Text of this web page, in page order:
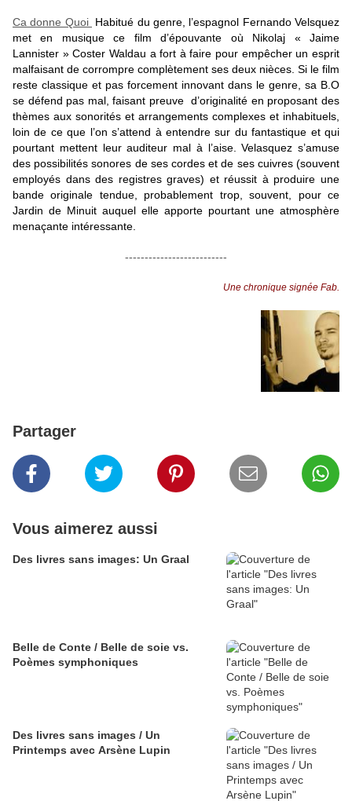
Ca donne Quoi Habitué du genre, l’espagnol Fernando Velsquez
met en musique ce film d’épouvante où Nikolaj « Jaime
Lannister » Coster Waldau a fort à faire pour empêcher un esprit
malfaisant de corrompre complètement ses deux nièces. Si le film
reste classique et pas forcement innovant dans le genre, sa B.O
se défend pas mal, faisant preuve d’originalité en proposant des
thèmes aux sonorités et arrangements complexes et inhabituels,
loin de ce que l’on s’attend à entendre sur du fantastique et qui
pourtant mettent leur auditeur mal à l’aise. Velasquez s’amuse
des possibilités sonores de ses cordes et de ses cuivres (souvent
employés dans des registres graves) et réussit à produire une
bande originale tendue, probablement trop, souvent, pour ce
Jardin de Minuit auquel elle apporte pourtant une atmosphère
menaçante intéressante.
--------------------------
Une chronique signée Fab.
Partager
Vous aimerez aussi
Des livres sans images: Un Graal
Belle de Conte / Belle de soie vs.
Poèmes symphoniques
Des livres sans images / Un
Printemps avec Arsène Lupin